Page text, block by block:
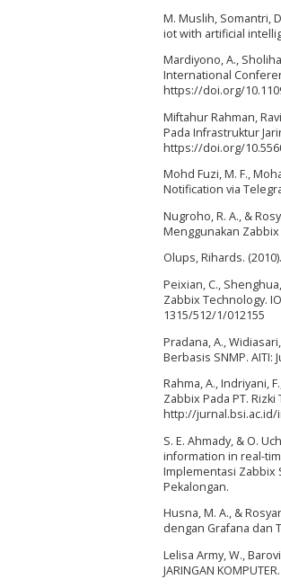
M. Muslih, Somantri,
iot with artificial
Mardiyono, A.,
International
https://doi.org/
Miftahur Rahman,
Pada Infrastruktur
https://doi.org/
Mohd Fuzi, M. F.,
Notification via
Nugroho, R. A., &
Menggunakan Zabbix
Olups, Rihards.
Peixian, C.,
Zabbix Technology.
1315/512/1/012155
Pradana, A.,
Berbasis SNMP. AITI:
Rahma, A., Indriyani,
Zabbix Pada PT.
http://
S. E. Ahmady, & O.
information in real-
Implementasi Zabbix
Pekalongan.
Husna, M. A., &
dengan Grafana dan
Lelisa Army, W.,
JARINGAN